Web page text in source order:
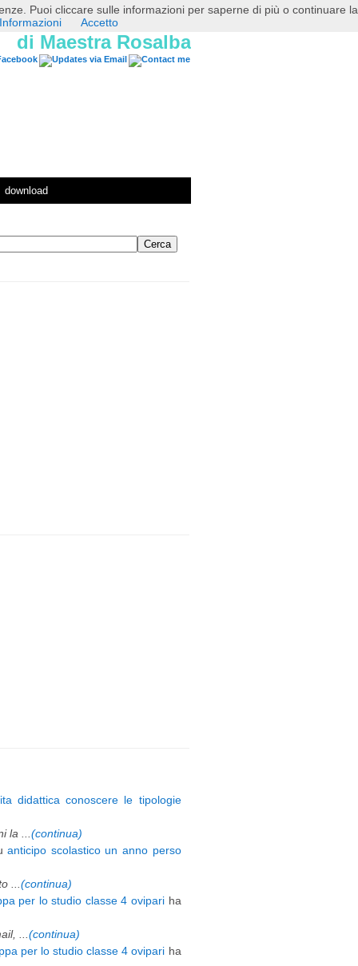
di Maestra Rosalba
download
didattica conoscere le tipologie
la ... (continua)
anticipo scolastico un anno perso
... (continua)
per lo studio classe 4 ovipariha
... (continua)
per lo studio classe 4 ovipari ha
Puoi cliccare sulle informazioni per saperne di più o continuare la
Accetto